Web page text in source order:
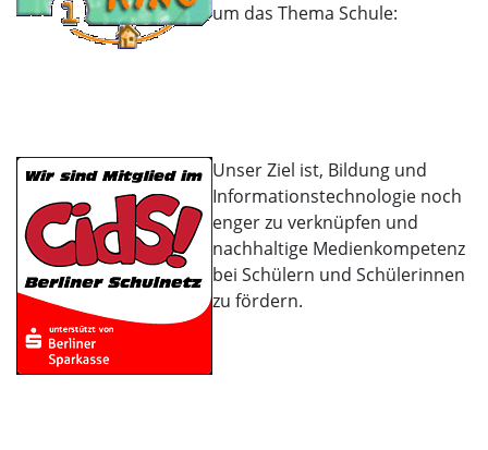
um das Thema Schule:
Unser Ziel ist, Bildung und
Informationstechnologie noch
enger zu verknüpfen und
nachhaltige Medienkompetenz
bei Schülern und Schülerinnen
zu fördern.